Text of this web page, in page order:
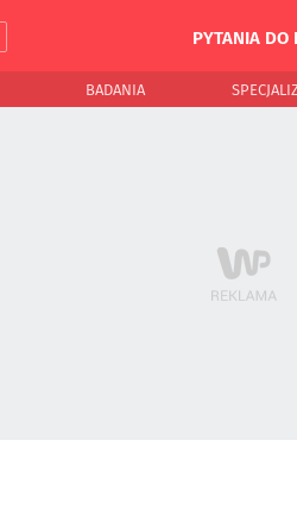
PYTANIA DO
BADANIA